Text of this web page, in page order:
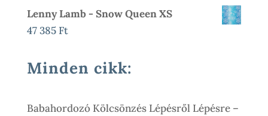
500 Ft.
900 Ft.
Lenny Lamb - Snow Queen XS
47 385 Ft
Minden cikk:
Babahordozó Kölcsönzés Lépésről Lépésre –